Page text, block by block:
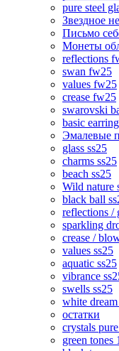
pure steel
Звездное
Письмо
Монеты
reflections
swan fw25
values fw25
crease fw25
swarovski
basic
Эмалевые
glass ss25
charms ss25
beach ss25
Wild nature
black ball
reflections /
sparkling
crease /
values ss25
aquatic ss25
vibrance
swells ss25
white dream
остатки
crystals
green tones